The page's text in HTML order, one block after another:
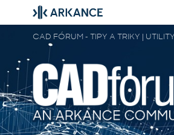
CAD FÓRUM - TIPY A TRIKY |